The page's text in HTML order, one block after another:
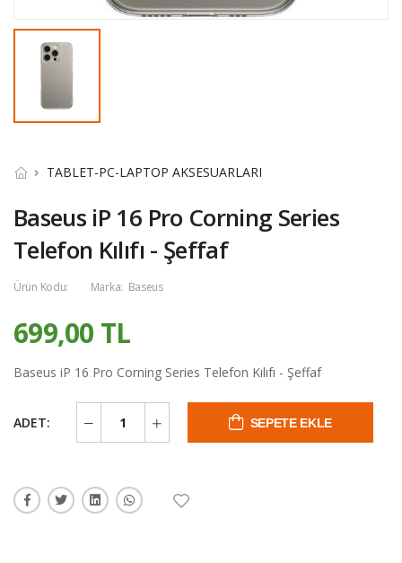
TABLET-PC-LAPTOP AKSESUARLARI
Baseus iP 16 Pro Corning Series
Telefon Kılıfı - Şeffaf
Ürün Kodu: Marka: Baseus
699,00 TL
Baseus iP 16 Pro Corning Series Telefon Kılıfı - Şeffaf
ADET: SEPETE EKLE